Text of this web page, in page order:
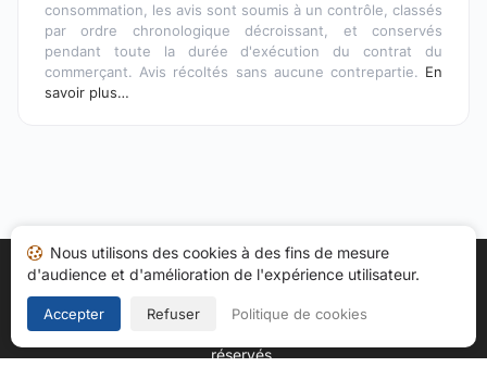
consommation, les avis sont soumis à un contrôle, classés
par ordre chronologique décroissant, et conservés
pendant toute la durée d'exécution du contrat du
commerçant. Avis récoltés sans aucune contrepartie. En
savoir plus…
Accueil Mes avis Catégories CGU
Cookies
Politique de confidentialité
Copyright © 2026
réservés.
Nous utilisons des cookies à des fins de mesure
d'audience et d'amélioration de l'expérience utilisateur.
Accepter Refuser Politique de cookies